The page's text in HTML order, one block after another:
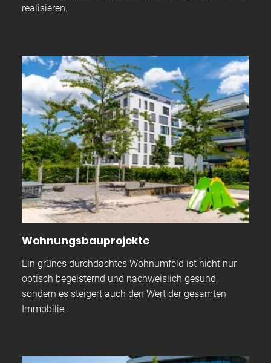
realisieren.
Wohnungsbauprojekte
Ein grünes durchdachtes Wohnumfeld ist nicht nur
optisch begeisternd und nachweislich gesund,
sondern es steigert auch den Wert der gesamten
Immobilie.